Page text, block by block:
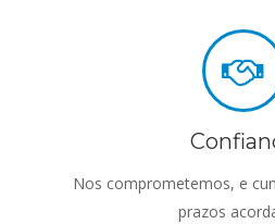
Nos comprometemos, e
prazos